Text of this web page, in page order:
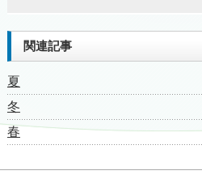
関連記事
夏
冬
春